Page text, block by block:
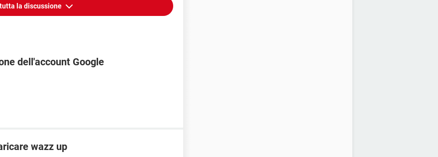
la discussione
dell'account Google
wazz up